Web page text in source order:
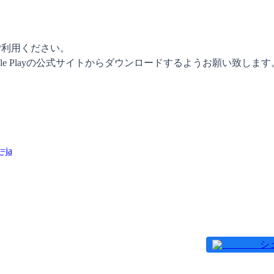
用ください。
Playの公式サイトからダウンロードするようお願い致します
シ